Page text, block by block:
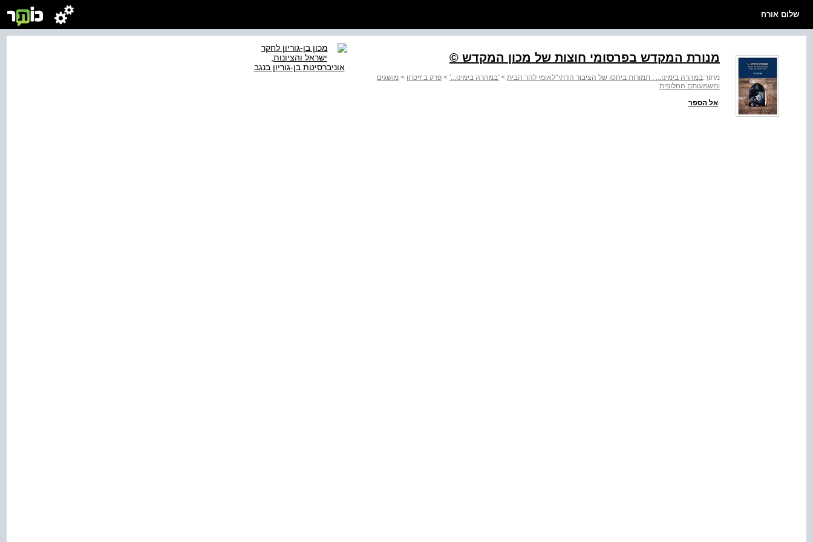
שלום אורח
מנורת המקדש בפרסומי חוצות של מכון המקדש ©
מתוך:במהרה בימינו... : תמורות ביחסו של הציבור הדתי־לאומי להר הבית > 'במהרה בימינו...' > פרק ב זיכרון > מושגים
ומשמעותם החלופית
אל הספר